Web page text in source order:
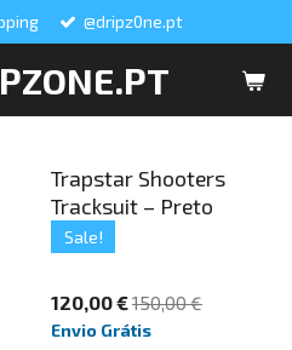
@dripz0ne.pt
Trapstar Shooters
Tracksuit – Preto
Sale!
120,00 €150,00 €
Envio Grátis